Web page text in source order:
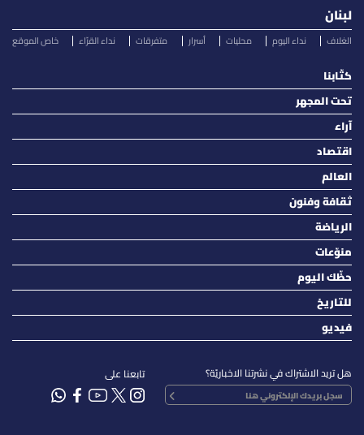
لبنان
الغلاف نداء اليوم محليات أسرار متفرقات نداء القرّاء خاص الموقع
كتّابنا
تحت المجهر
آراء
اقتصاد
العالم
ثقافة وفنون
الرياضة
منوّعات
حظّك اليوم
للتاريخ
فيديو
هل تريد الاشتراك في نشرتنا الاخباريّة؟ تابعنا على